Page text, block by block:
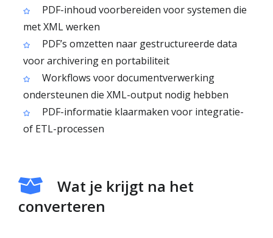
PDF-inhoud voorbereiden voor systemen die
met XML werken
PDF’s omzetten naar gestructureerde data
voor archivering en portabiliteit
Workflows voor documentverwerking
ondersteunen die XML-output nodig hebben
PDF-informatie klaarmaken voor integratie-
of ETL-processen
Wat je krijgt na het
converteren